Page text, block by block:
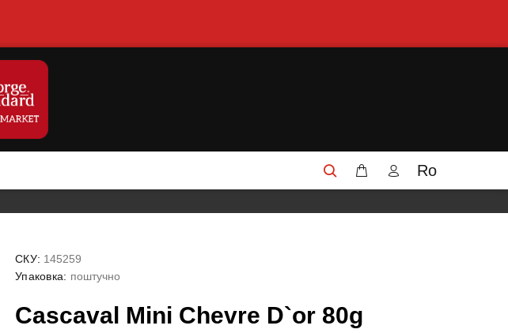
Ro
СКУ: 145259
Упаковка: поштучно
Cascaval Mini Chevre D`or 80g